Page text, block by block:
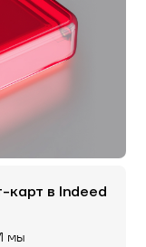
карт в Indeed
мы